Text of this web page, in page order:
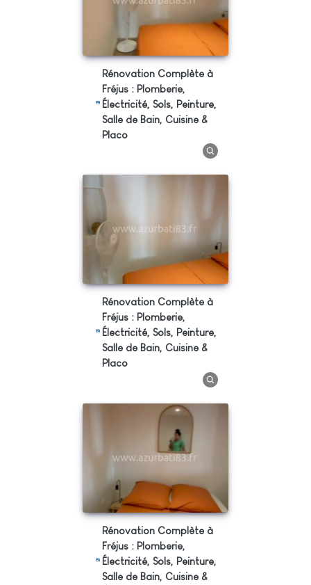
Rénovation Complète à
Fréjus : Plomberie,
Électricité, Sols, Peinture,
Salle de Bain, Cuisine &
Placo
Rénovation Complète à
Fréjus : Plomberie,
Électricité, Sols, Peinture,
Salle de Bain, Cuisine &
Placo
Rénovation Complète à
Fréjus : Plomberie,
Électricité, Sols, Peinture,
Salle de Bain, Cuisine &